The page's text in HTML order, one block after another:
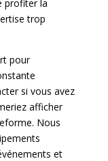
profiter la
trop
pour
si vous avez
afficher
Nous
et